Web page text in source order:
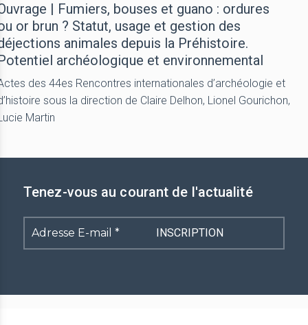
| Fumiers, bouses et guano : ordures
or brun ? Statut, usage et gestion des
animales depuis la Préhistoire.
archéologique et environnemental
des 44es Rencontres internationales d’archéologie et
sous la direction de Claire Delhon, Lionel Gourichon,
Martin
Tenez-vous au courant de l'actualité
Adresse
E-